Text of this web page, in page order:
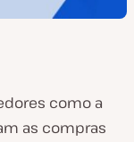
como a
as compras